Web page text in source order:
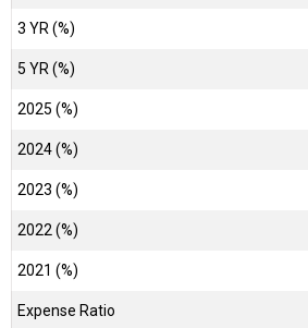
3 YR (%)
5 YR (%)
2025 (%)
2024 (%)
2023 (%)
2022 (%)
2021 (%)
Expense Ratio